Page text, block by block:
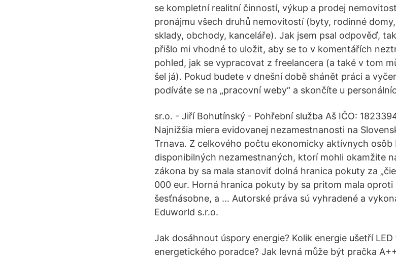
se kompletní realitní činností, výkup a prodej
pronájmu všech druhů nemovitostí (byty, rodinné
sklady, obchody, kanceláře). Jak jsem psal odpověď,
přišlo mi vhodné to uložit, aby se to v komentářích
pohled, jak se vypracovat z freelancera (a také v tom
šel já). Pokud budete v dnešní době shánět práci a
podíváte se na „pracovní weby“ a skončíte u
sr.o. - Jiří Bohutínský - Pohřební služba Aš IČO:
Najnižšia miera evidovanej nezamestnanosti na
Trnava. Z celkového počtu ekonomicky aktívnych
disponibilných nezamestnaných, ktorí mohli okamžite
zákona by sa mala stanoviť dolná hranica pokuty za
000 eur. Horná hranica pokuty by sa pritom mala
šesťnásobne, a … Autorské práva sú vyhradené a
Eduworld s.r.o.
Jak dosáhnout úspory energie? Kolik energie ušetří
energetického poradce? Jak levná může být pračka